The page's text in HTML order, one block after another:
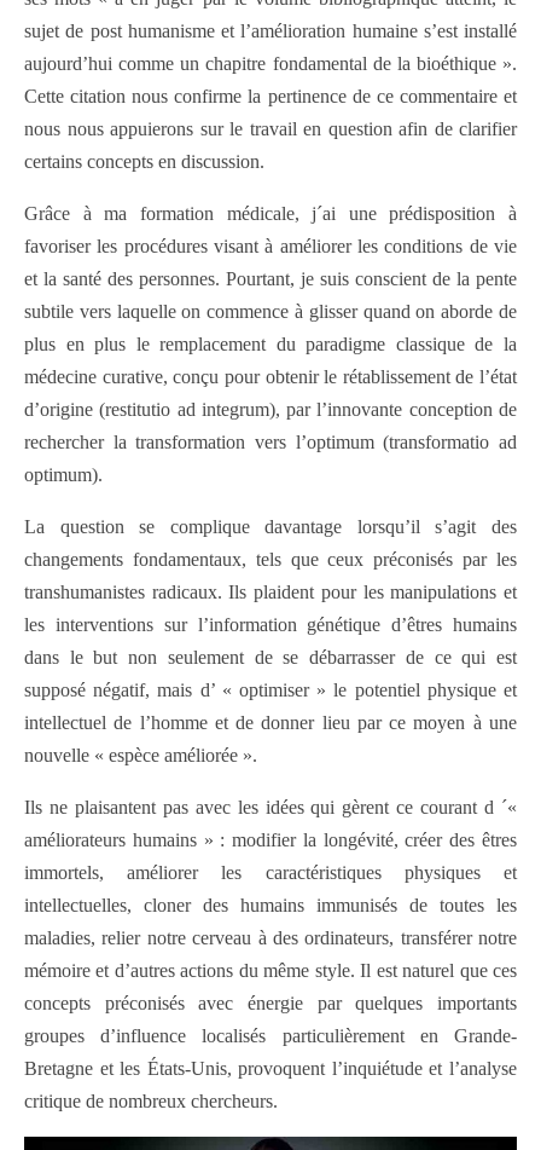
sujet de post humanisme et l’amélioration humaine s’est installé
aujourd’hui comme un chapitre fondamental de la bioéthique ».
Cette citation nous confirme la pertinence de ce commentaire et
nous nous appuierons sur le travail en question afin de clarifier
certains concepts en discussion.
Grâce à ma formation médicale, j´ai une prédisposition à
favoriser les procédures visant à améliorer les conditions de vie
et la santé des personnes. Pourtant, je suis conscient de la pente
subtile vers laquelle on commence à glisser quand on aborde de
plus en plus le remplacement du paradigme classique de la
médecine curative, conçu pour obtenir le rétablissement de l’état
d’origine (restitutio ad integrum), par l’innovante conception de
rechercher la transformation vers l’optimum (transformatio ad
optimum).
La question se complique davantage lorsqu’il s’agit des
changements fondamentaux, tels que ceux préconisés par les
transhumanistes radicaux. Ils plaident pour les manipulations et
les interventions sur l’information génétique d’êtres humains
dans le but non seulement de se débarrasser de ce qui est
supposé négatif, mais d’ « optimiser » le potentiel physique et
intellectuel de l’homme et de donner lieu par ce moyen à une
nouvelle « espèce améliorée ».
Ils ne plaisantent pas avec les idées qui gèrent ce courant d ´«
améliorateurs humains » : modifier la longévité, créer des êtres
immortels, améliorer les caractéristiques physiques et
intellectuelles, cloner des humains immunisés de toutes les
maladies, relier notre cerveau à des ordinateurs, transférer notre
mémoire et d’autres actions du même style. Il est naturel que ces
concepts préconisés avec énergie par quelques importants
groupes d’influence localisés particulièrement en Grande-
Bretagne et les États-Unis, provoquent l’inquiétude et l’analyse
critique de nombreux chercheurs.